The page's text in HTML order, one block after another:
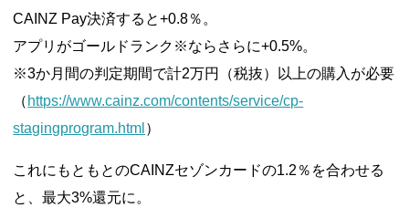
CAINZ Pay決済すると+0.8％。
アプリがゴールドランク※ならさらに+0.5%。
※3か月間の判定期間で計2万円（税抜）以上の購入が必要
（ https://www.cainz.com/contents/service/cp-
stagingprogram.html ）
これにもともとのCAINZセゾンカードの1.2％を合わせる
と、最大3%還元に。